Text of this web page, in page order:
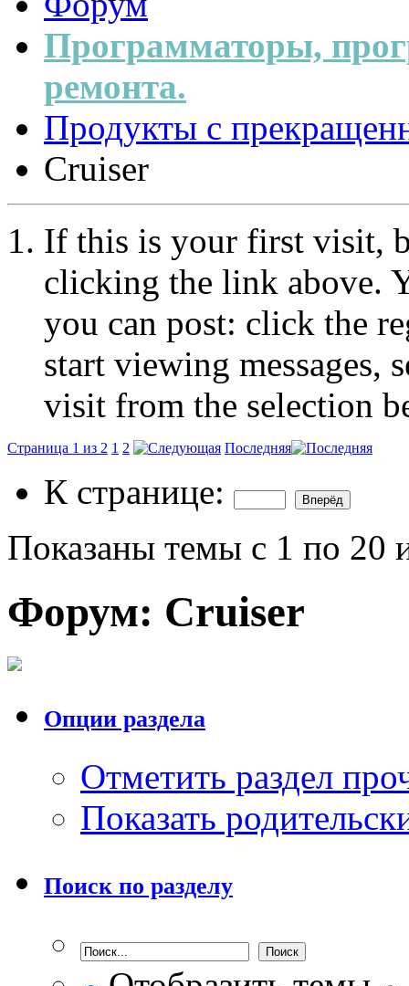
Программаторы,
ремонта.
Продукты с
Cruiser
If this is your first visit,
clicking the link above.
you can post: click the
start viewing messages,
visit from the selection
Страница 1 из 2 1 2 Последняя
К странице:
Показаны темы с 1 по 20
Форум: Cruiser
Опции раздела
Отметить раздел
Показать
Поиск по разделу